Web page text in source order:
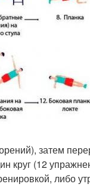
затем
круг (12
либо